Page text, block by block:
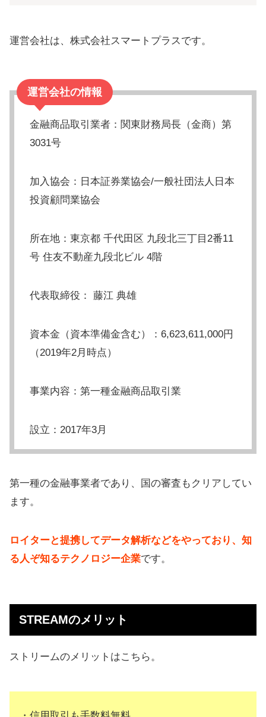
運営会社は、株式会社スマートプラスです。
運営会社の情報
金融商品取引業者：関東財務局長（金商）第
3031号
加入協会：日本証券業協会/一般社団法人日本
投資顧問業協会
所在地：東京都 千代田区 九段北三丁目2番11
号 住友不動産九段北ビル 4階
代表取締役： 藤江 典雄
資本金（資本準備金含む）：6,623,611,000円
（2019年2月時点）
事業内容：第一種金融商品取引業
設立：2017年3月
第一種の金融事業者であり、国の審査もクリアしてい
ます。
ロイターと提携してデータ解析などをやっており、知
る人ぞ知るテクノロジー企業です。
STREAMのメリット
ストリームのメリットはこちら。